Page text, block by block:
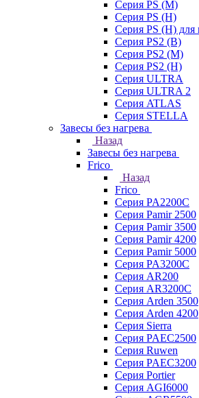
Серия PS (M)
Серия PS (H)
Серия PS (H) для
Серия PS2 (B)
Серия PS2 (M)
Серия PS2 (H)
Серия ULTRA
Серия ULTRA 2
Серия ATLAS
Серия STELLA
Завесы без нагрева
Назад
Завесы без нагрева
Frico
Назад
Frico
Серия PA2200C
Серия Pamir 2500
Серия Pamir 3500
Серия Pamir 4200
Серия Pamir 5000
Серия PA3200C
Серия AR200
Серия AR3200C
Серия Arden 3500
Серия Arden 4200
Серия Sierra
Серия PAEC2500
Серия Ruwen
Серия PAEC3200
Серия Portier
Серия AGI6000